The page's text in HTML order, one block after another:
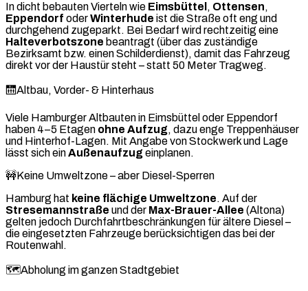
In dicht bebauten Vierteln wie Eimsbüttel , Ottensen,
Eppendorf oderWinterhude ist die Straße oft eng und
durchgehend zugeparkt. Bei Bedarf wird rechtzeitig eine
Halteverbotszone beantragt (über das zuständige
Bezirksamt bzw. einen Schilderdienst), damit das Fahrzeug
direkt vor der Haustür steht – statt 50 Meter Tragweg.
🛗Altbau, Vorder- & Hinterhaus
Viele Hamburger Altbauten in Eimsbüttel oder Eppendorf
haben 4–5 Etagen ohne Aufzug, dazu enge Treppenhäuser
und Hinterhof-Lagen. Mit Angabe von Stockwerk und Lage
lässt sich einAußenaufzugeinplanen.
🚧Keine Umweltzone – aber Diesel-Sperren
Hamburg hat keine flächige Umweltzone. Auf der
Stresemannstraße und der Max-Brauer-Allee (Altona)
gelten jedoch Durchfahrtbeschränkungen für ältere Diesel –
die eingesetzten Fahrzeuge berücksichtigen das bei der
Routenwahl.
🗺️Abholung im ganzen Stadtgebiet